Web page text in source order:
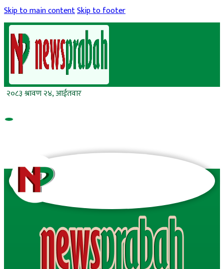
Skip to main contentSkip to footer
२०८३ श्रावण २४, आईतवार